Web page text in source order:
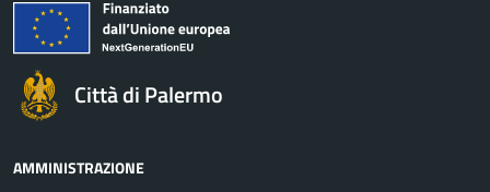
Città di Palermo
AMMINISTRAZIONE